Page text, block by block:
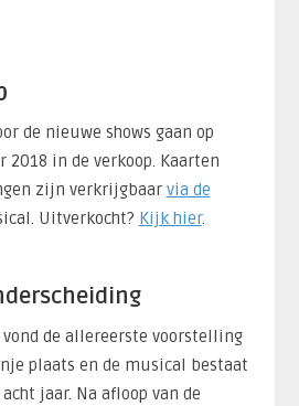
de nieuwe shows gaan op
2018 in de verkoop. Kaarten
zijn verkrijgbaar via de
Uitverkocht? Kijk hier.
vond de allereerste voorstelling
plaats en de musical bestaat
jaar. Na afloop van de